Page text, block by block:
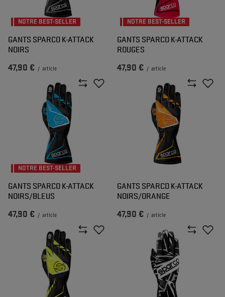
NOTRE BEST-SELLER
GANTS SPARCO K-ATTACK
NOIRS
47,90 € / article
NOTRE BEST-SELLER
GANTS SPARCO K-ATTACK
ROUGES
47,90 € / article
NOTRE BEST-SELLER
GANTS SPARCO K-ATTACK
NOIRS/BLEUS
47,90 € / article
GANTS SPARCO K-ATTACK
NOIRS/ORANGE
47,90 € / article